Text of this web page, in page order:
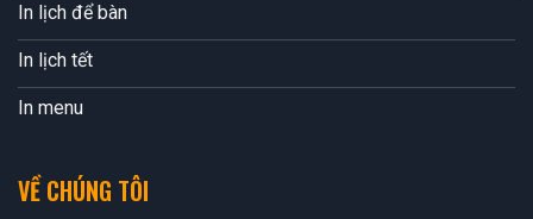
In lịch để bàn
In lịch tết
In menu
VỀ CHÚNG TÔI